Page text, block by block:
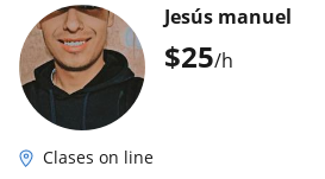
$25/h
Jesús manuel
Clases on line